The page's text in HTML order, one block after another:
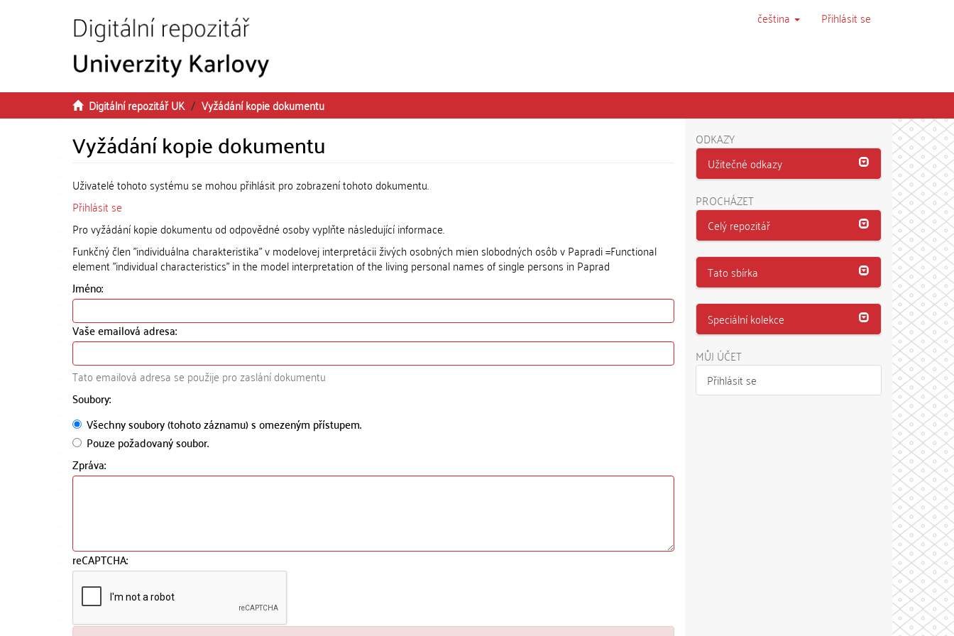
čeština Přihlásit se
Digitální repozitář UK Vyžádání kopie dokumentu
Vyžádání kopie dokumentu
Uživatelé tohoto systému se mohou přihlásit pro zobrazení tohoto dokumentu.
Přihlásit se
Pro vyžádání kopie dokumentu od odpovědné osoby vyplňte následující informace.
Funkčný člen "individuálna charakteristika" v modelovej interpretácii živých osobných mien slobodných osôb v Papradi =Functional
element "individual characteristics" in the model interpretation of the living personal names of single persons in Paprad
Jméno:
Vaše emailová adresa:
Tato emailová adresa se použije pro zaslání dokumentu
Soubory:
Všechny soubory (tohoto záznamu) s omezeným přístupem.
Pouze požadovaný soubor.
Zpráva:
reCAPTCHA:
ODKAZY
Užitečné odkazy
PROCHÁZET
Celý repozitář
Tato sbírka
Speciální kolekce
MŮJ ÚČET
Přihlásit se